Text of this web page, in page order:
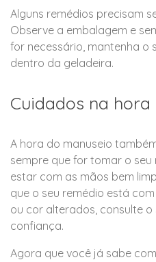
Alguns remédios precisam
Observe a embalagem e
for necessário, mantenha o
dentro da geladeira.
Cuidados na
A hora do manuseio
sempre que for tomar o
estar com as mãos bem
que o seu remédio está
ou cor alterados, consulte
confiança.
Agora que você já sabe